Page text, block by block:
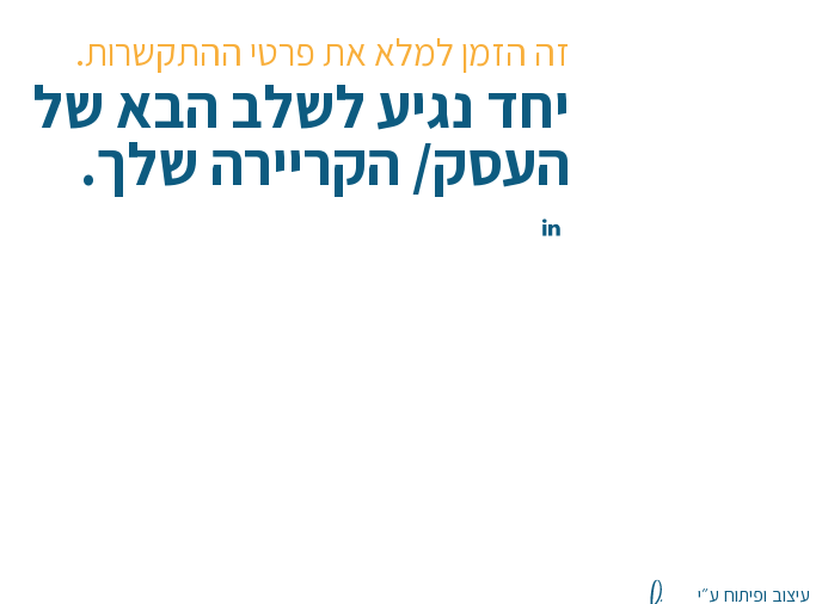
זה הזמן למלא את פרטי ההתקשרות.
יחד נגיע לשלב הבא של
העסק/ הקריירה שלך.
עיצוב ופיתוח ע״י